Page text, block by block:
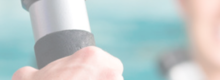
Salzgrotte Borken (Gemen)
Reha Sport Verein
GUTSCHEIN BESTELLEN